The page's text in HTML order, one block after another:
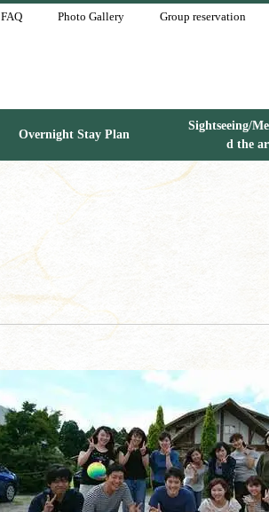
FAQ Photo Gallery Group reservation
Overnight Stay Plan
Sightseeing/
d the